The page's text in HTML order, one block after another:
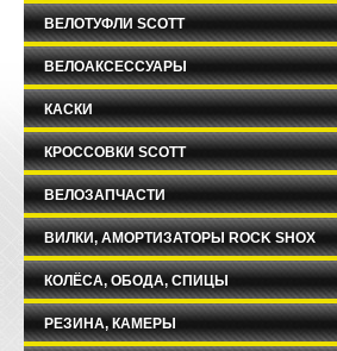
ВЕЛОТУФЛИ SCOTT
ВЕЛОАКСЕССУАРЫ
КАСКИ
КРОССОВКИ SCOTT
ВЕЛОЗАПЧАСТИ
ВИЛКИ, АМОРТИЗАТОРЫ ROCK SHOX
КОЛЁСА, ОБОДА, СПИЦЫ
РЕЗИНА, КАМЕРЫ